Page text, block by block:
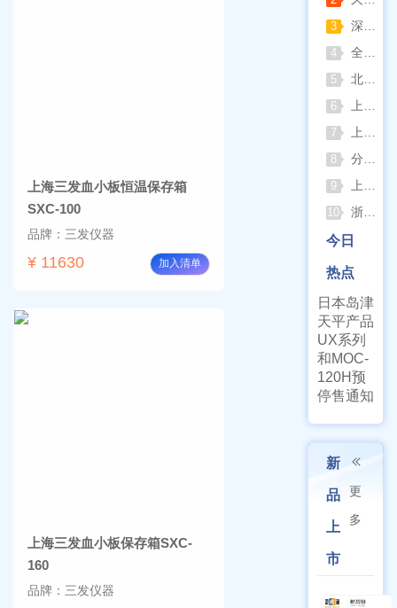
上海三发血小板恒温保存箱
SXC-100
品牌：三发仪器
¥ 11630 加入清单
上海三发血小板保存箱SXC-
160
品牌：三发仪器
3 深那静音超声波清洗仪：科研洁净新标准，安静高效更安心
4 全自动凯氏定氮仪测定焦炭中氮 上海纤检助力焦化行业精准检测
5 北京六一电泳仪完整选型指南（分电泳槽 + 电源两大模块，按实验场景直接匹配）
6 上海仪电吸光光度法和荧光分析法的异同
7 上海佑科GC-7860系列网络化气相色谱仪
8 分清生物安全柜与洁净工作台 苏州安泰科普两类设备差异
9 上海申安灭菌器外排、内排与干燥功能全解析
10 浙江孚夏：打造合规可靠的实验室洁净装备
今日
热点
日本岛津
天平产品
UX系列
和MOC-
120H预
停售通知
新
品
上
市
更
多